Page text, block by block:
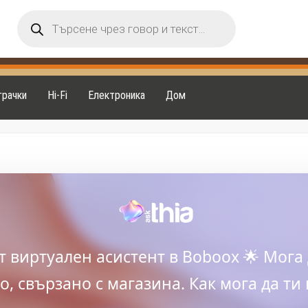
search
Hi-Fi Електроника Дом
виртуален асистент в Boboox 🌟
свързано с магазина. Как мога да ти